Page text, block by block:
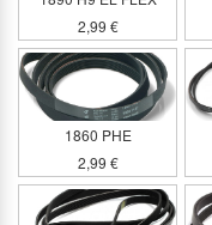
2,99 €
1860 PHE
2,99 €